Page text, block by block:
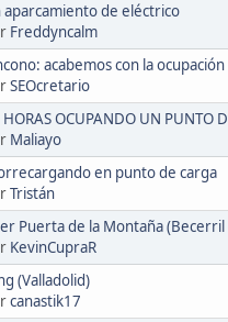
aparcamiento de eléctrico
Freddyncalm
acabemos con la
SEOcretario
OCUPANDO UN PUNTO
Maliayo
en punto de carga
Tristán
Puerta de la Montaña
KevinCupraR
(Valladolid)
canastik17